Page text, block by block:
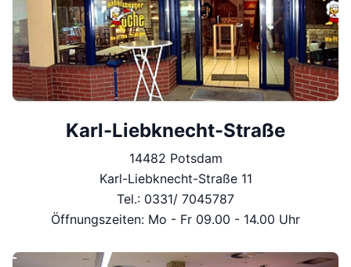
Karl-Liebknecht-Straße
14482 Potsdam
Karl-Liebknecht-Straße 11
Tel.: 0331/ 7045787
Öffnungszeiten: Mo - Fr 09.00 - 14.00 Uhr